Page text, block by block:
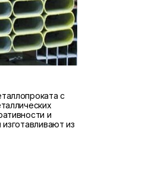
с
и
из